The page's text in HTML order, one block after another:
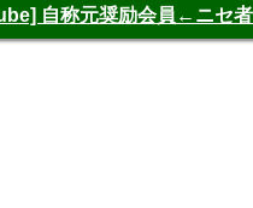
自称元奨励会員←ニセ者